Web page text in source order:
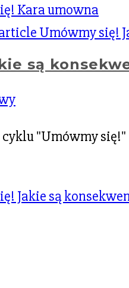
Kara umowna
są
"Umówmy
Jakie są